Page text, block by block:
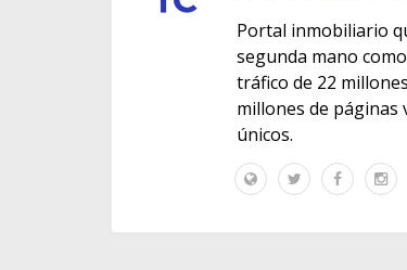
Portal inmobiliario
segunda mano
tráfico de 22
millones de páginas
únicos.